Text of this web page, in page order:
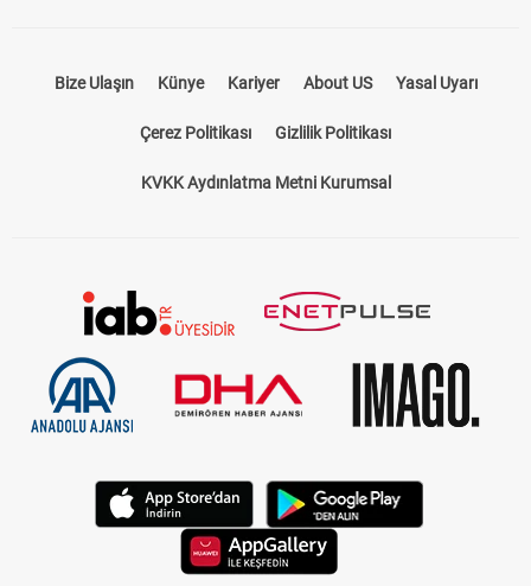
Bize Ulaşın Künye Kariyer About US Yasal Uyarı
Çerez Politikası Gizlilik Politikası
KVKK Aydınlatma Metni Kurumsal